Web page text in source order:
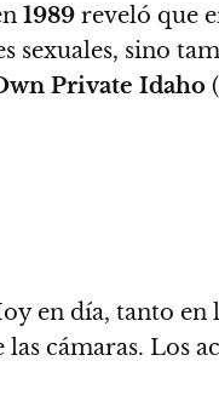
1989 reveló que
sexuales, sino
Private Idaho
en día, tanto en
las cámaras. Los